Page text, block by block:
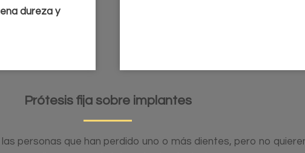
dureza y
Prótesis fija sobre implantes
personas que han perdido uno o más dientes, pero no